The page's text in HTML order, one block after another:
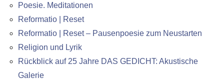
Poesie. Meditationen
Reformatio | Reset
Reformatio | Reset – Pausenpoesie zum Neustarten
Religion und Lyrik
Rückblick auf 25 Jahre DAS GEDICHT: Akustische
Galerie